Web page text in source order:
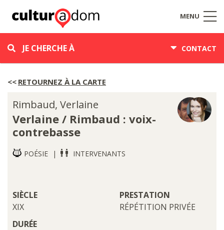
MENU
JE CHERCHE À CONTACT
RETOURNEZ À LA CARTE
Rimbaud, Verlaine
Verlaine / Rimbaud : voix-
contrebasse
POÉSIE INTERVENANTS
SIÈCLE
XIX
PRESTATION
RÉPÉTITION PRIVÉE
DURÉE